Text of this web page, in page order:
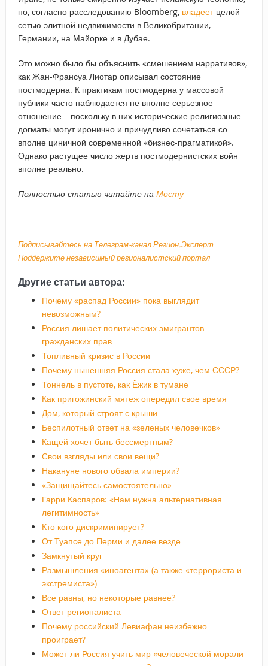
но, согласно расследованию Bloomberg, владеетцелой
сетью элитной недвижимости в Великобритании,
Германии, на Майорке и в Дубае.
Это можно было бы объяснить «смешением нарративов»,
как Жан-Франсуа Лиотар описывал состояние
постмодерна. К практикам постмодерна у массовой
публики часто наблюдается не вполне серьезное
отношение – поскольку в них исторические религиозные
догматы могут иронично и причудливо сочетаться со
вполне циничной современной «бизнес-прагматикой».
Однако растущее число жертв постмодернистских войн
вполне реально.
Полностью статью читайте на Мосту
Подписывайтесь на Телеграм-канал Регион.Эксперт
Поддержите независимый регионалистский портал
Другие статьи автора:
Почему «распад России» пока выглядит
невозможным?
Россия лишает политических эмигрантов
гражданских прав
Топливный кризис в России
Почему нынешняя Россия стала хуже, чем СССР?
Тоннель в пустоте, как Ёжик в тумане
Как пригожинский мятеж опередил свое время
Дом, который строят с крыши
Беспилотный ответ на «зеленых человечков»
Кащей хочет быть бессмертным?
Свои взгляды или свои вещи?
Накануне нового обвала империи?
«Защищайтесь самостоятельно»
Гарри Каспаров: «Нам нужна альтернативная
легитимность»
Кто кого дискриминирует?
От Туапсе до Перми и далее везде
Замкнутый круг
Размышления «иноагента» (а также «террориста и
экстремиста»)
Все равны, но некоторые равнее?
Ответ регионалиста
Почему российский Левиафан неизбежно
проиграет?
Может ли Россия учить мир «человеческой морали